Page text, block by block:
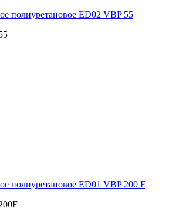
полиуретановое ED02 VBP 55
полиуретановое ED01 VBP 200 F